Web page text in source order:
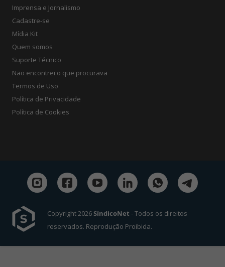
Imprensa e Jornalismo
Cadastre-se
Mídia Kit
Quem somos
Suporte Técnico
Não encontrei o que procurava
Termos de Uso
Política de Privacidade
Política de Cookies
Copyright 2026SíndicoNet - Todos os direitos
reservados. Reprodução Proibida.